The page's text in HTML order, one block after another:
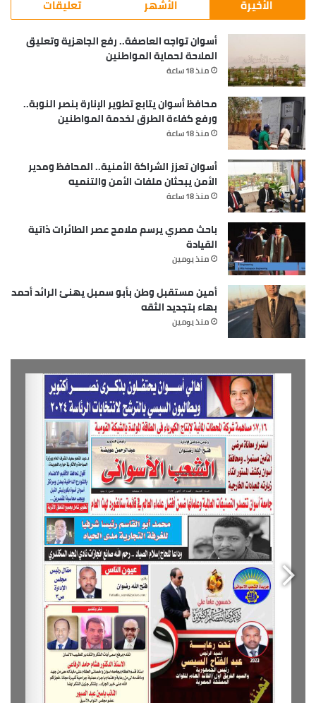
الأخيرة الأشهر تعليقات
أسوان تواجه العاصفة.. رفع الجاهزية وتعليق
الملاحة لحماية المواطنين
منذ 18 ساعة
محافظ أسوان يتابع تطوير الإنارة بنصر النوبة..
ورفع كفاءة الطرق لخدمة المواطنين
منذ 18 ساعة
أسوان تعزز الشراكة الأمنية.. المحافظ ومدير
الأمن يبحثان ملفات الأمن والتنميه
منذ 18 ساعة
باحث مصري يرسم ملامح عصر الطائرات ذاتية
القيادة
منذ يومين
أمين مستقبل وطن بأبو سمبل يهنئ الرائد أحمد
بهاء بتجديد الثقه
منذ يومين